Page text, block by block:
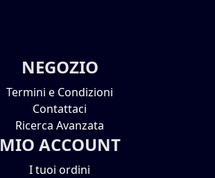
NEGOZIO
Termini e Condizioni
Contattaci
Ricerca Avanzata
MIO ACCOUNT
I tuoi ordini